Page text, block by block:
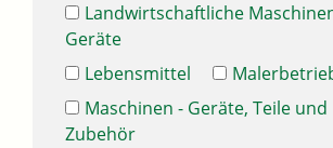
Landwirtschaftliche
Geräte
Lebensmittel
Maschinen - Geräte, Teile und
Zubehör